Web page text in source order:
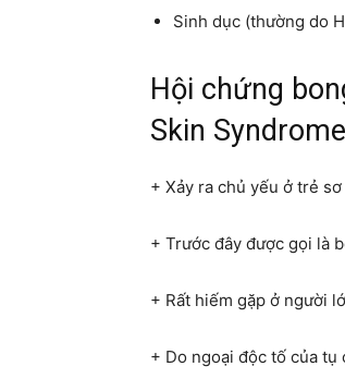
Sinh dục (thường do
Hội chứng
Skin
+ Xảy ra chủ yếu ở trẻ
+ Trước đây được gọi là
+ Rất hiếm gặp ở người
+ Do ngoại độc tố của tụ